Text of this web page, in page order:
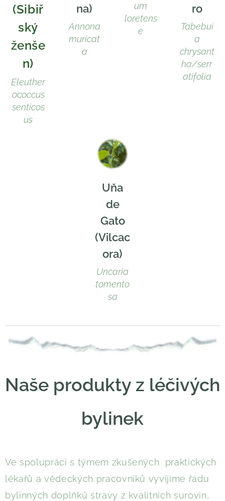
(Sibiř
ský
ženše
n)
Eleuther
ococcus
senticos
us
na)
Annona
muricat
a
um
loretens
e
ro
Tabebui
a
chrysant
ha/serr
atifolia
Uňa
de
Gato
(Vilcac
ora)
Uncaria
tomento
sa
Naše produkty z léčivých
bylinek
Ve spolupráci s týmem zkušených praktických
lékařů a vědeckých pracovníků vyvíjíme řadu
bylinných doplňků stravy z kvalitních surovin,